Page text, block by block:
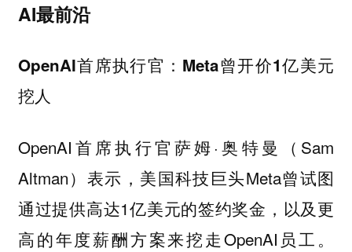
AI最前沿
OpenAI首席执行官：Meta曾开价1亿美元
挖人
OpenAI首席执行官萨姆·奥特曼（Sam
Altman）表示，美国科技巨头Meta曾试图
通过提供高达1亿美元的签约奖金，以及更
高的年度薪酬方案来挖走OpenAI员工。